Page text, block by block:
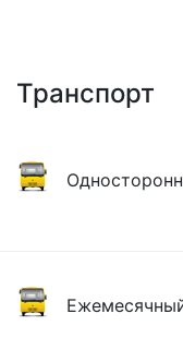
Транспорт